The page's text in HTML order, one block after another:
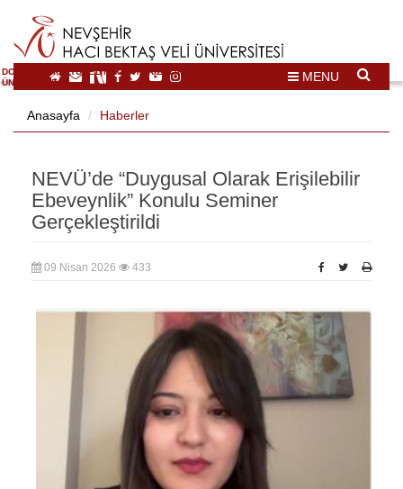
DOĞAL VE KÜLTÜREL MİRAS TURİZMİ İHTİSASLAŞMA
ÜNİVERSİTESİ
MENU
Anasayfa Haberler
NEVÜ’de “Duygusal Olarak Erişilebilir
Ebeveynlik” Konulu Seminer
Gerçekleştirildi
09 Nisan 2026 433